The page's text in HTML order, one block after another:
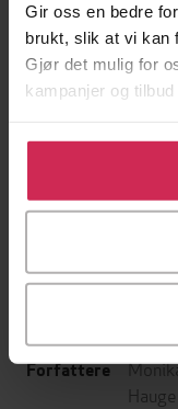
Gir oss en bedre
brukt, slik at vi kan
Gjør det mulig for
kampanjer og
Klikk på «Godta
bruke cookies for
tilpasse ditt
Det innerste
Forfattere